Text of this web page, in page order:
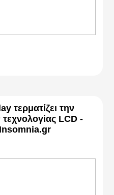
τερματίζει την
LCD -